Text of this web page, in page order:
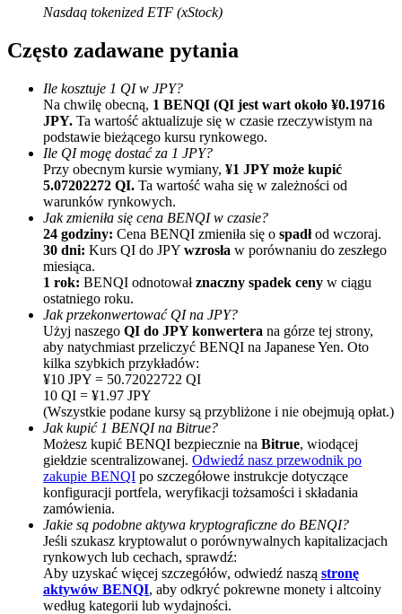
Afiliaci Bitrue
Polecaj
Zaproś przyjaciela, aby otrzymać nagrody pieniężne
Deposit CASHCAT & Win
Deposit CASHCAT & Win
Share 500000 CASHCAT prize pool
Nasdaq tokenized ETF (xStock)
Często zadawane pytania
Ile kosztuje 1 QI w JPY?
Na chwilę obecną, 1 BENQI (QI jest wart około ¥0.19716
JPY. Ta wartość aktualizuje się w czasie rzeczywistym na
podstawie bieżącego kursu rynkowego.
Ile QI mogę dostać za 1 JPY?
Przy obecnym kursie wymiany, ¥1 JPY może kupić
5.07202272 QI. Ta wartość waha się w zależności od
warunków rynkowych.
Jak zmieniła się cena BENQI w czasie?
24 godziny: Cena BENQI zmieniła się o spadłod wczoraj.
30 dni: Kurs QI do JPY wzrosła w porównaniu do zeszłego
miesiąca.
1 rok: BENQI odnotowałznaczny spadek ceny w ciągu
ostatniego roku.
Jak przekonwertować QI na JPY?
Użyj naszego QI do JPY konwertera na górze tej strony,
aby natychmiast przeliczyć BENQI na Japanese Yen. Oto
kilka szybkich przykładów:
¥10 JPY = 50.72022722 QI
10 QI = ¥1.97 JPY
(Wszystkie podane kursy są przybliżone i nie obejmują opłat.)
Jak kupić 1 BENQI na Bitrue?
Możesz kupić BENQI bezpiecznie na Bitrue, wiodącej
giełdzie scentralizowanej. Odwiedź nasz przewodnik po
zakupie BENQI po szczegółowe instrukcje dotyczące
konfiguracji portfela, weryfikacji tożsamości i składania
zamówienia.
Jakie są podobne aktywa kryptograficzne do BENQI?
Jeśli szukasz kryptowalut o porównywalnych kapitalizacjach
rynkowych lub cechach, sprawdź:
Aby uzyskać więcej szczegółów, odwiedź naszą stronę
aktywów BENQI, aby odkryć pokrewne monety i altcoiny
według kategorii lub wydajności.